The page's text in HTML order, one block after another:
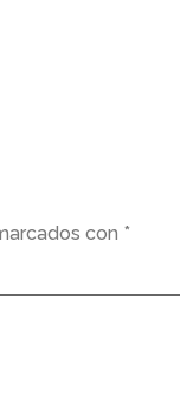
con *